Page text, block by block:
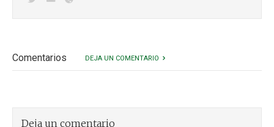
Comentarios DEJA UN COMENTARIO
Deja un comentario